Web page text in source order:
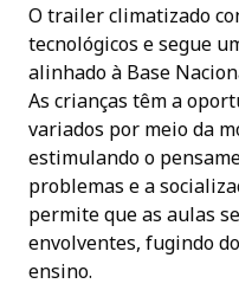
O trailer climatizado
tecnológicos e segue
alinhado à Base
As crianças têm a
variados por meio da
estimulando o
problemas e a
permite que as aulas
envolventes, fugindo
ensino.